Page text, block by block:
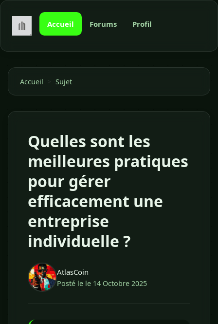
Accueil Forums Profil
Accueil Sujet
Quelles sont les
meilleures pratiques
pour gérer
efficacement une
entreprise
individuelle ?
AtlasCoin
Posté le le 14 Octobre 2025